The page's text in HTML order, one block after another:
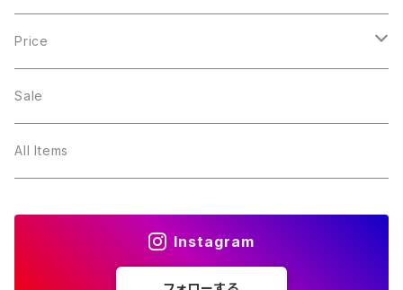
１月・ガーネット
２月・アメジスト
３月・アクアマリン
Price
～5000円
～10000円
Sale
All Items
Instagram